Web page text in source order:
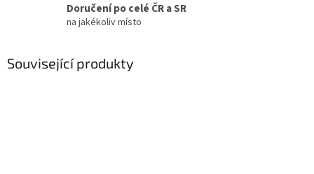
Doručení po celé ČR a SR
na jakékoliv místo
Související produkty